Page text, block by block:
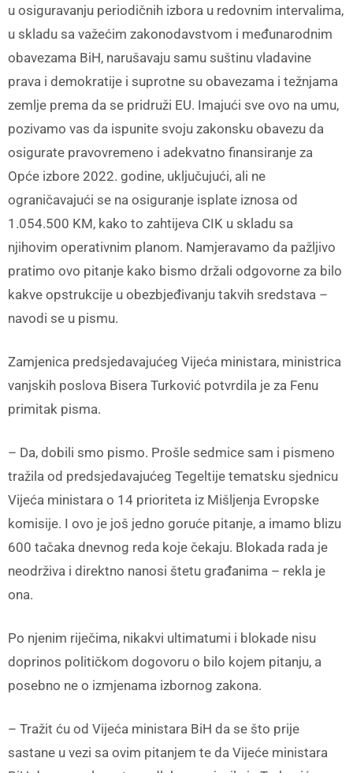
u osiguravanju periodičnih izbora u redovnim intervalima,
u skladu sa važećim zakonodavstvom i međunarodnim
obavezama BiH, narušavaju samu suštinu vladavine
prava i demokratije i suprotne su obavezama i težnjama
zemlje prema da se pridruži EU. Imajući sve ovo na umu,
pozivamo vas da ispunite svoju zakonsku obavezu da
osigurate pravovremeno i adekvatno finansiranje za
Opće izbore 2022. godine, uključujući, ali ne
ograničavajući se na osiguranje isplate iznosa od
1.054.500 KM, kako to zahtijeva CIK u skladu sa
njihovim operativnim planom. Namjeravamo da pažljivo
pratimo ovo pitanje kako bismo držali odgovorne za bilo
kakve opstrukcije u obezbjeđivanju takvih sredstava –
navodi se u pismu.
Zamjenica predsjedavajućeg Vijeća ministara, ministrica
vanjskih poslova Bisera Turković potvrdila je za Fenu
primitak pisma.
– Da, dobili smo pismo. Prošle sedmice sam i pismeno
tražila od predsjedavajućeg Tegeltije tematsku sjednicu
Vijeća ministara o 14 prioriteta iz Mišljenja Evropske
komisije. I ovo je još jedno goruće pitanje, a imamo blizu
600 tačaka dnevnog reda koje čekaju. Blokada rada je
neodrživa i direktno nanosi štetu građanima – rekla je
ona.
Po njenim riječima, nikakvi ultimatumi i blokade nisu
doprinos političkom dogovoru o bilo kojem pitanju, a
posebno ne o izmjenama izbornog zakona.
– Tražit ću od Vijeća ministara BiH da se što prije
sastane u vezi sa ovim pitanjem te da Vijeće ministara